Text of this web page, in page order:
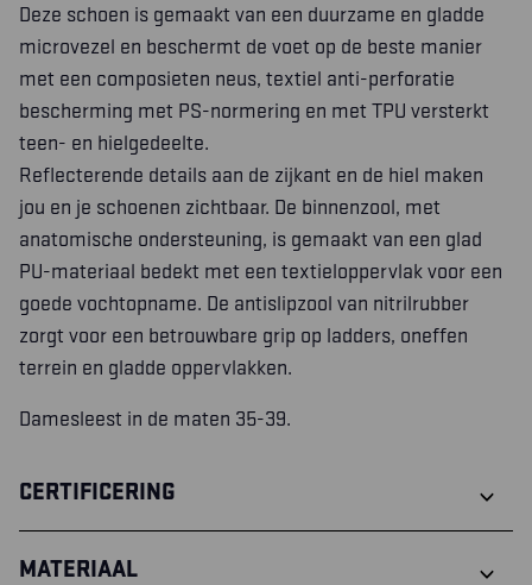
Deze schoen is gemaakt van een duurzame en gladde
microvezel en beschermt de voet op de beste manier
met een composieten neus, textiel anti-perforatie
bescherming met PS-normering en met TPU versterkt
teen- en hielgedeelte.
Reflecterende details aan de zijkant en de hiel maken
jou en je schoenen zichtbaar. De binnenzool, met
anatomische ondersteuning, is gemaakt van een glad
PU-materiaal bedekt met een textieloppervlak voor een
goede vochtopname. De antislipzool van nitrilrubber
zorgt voor een betrouwbare grip op ladders, oneffen
terrein en gladde oppervlakken.
Damesleest in de maten 35-39.
CERTIFICERING
MATERIAAL